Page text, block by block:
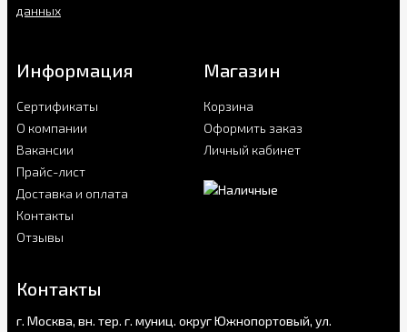
данных
Информация
Сертификаты
О компании
Вакансии
Прайс-лист
Доставка и оплата
Контакты
Отзывы
Магазин
Корзина
Оформить заказ
Личный кабинет
Контакты
г. Москва, вн. тер. г. муниц. округ Южнопортовый, ул.